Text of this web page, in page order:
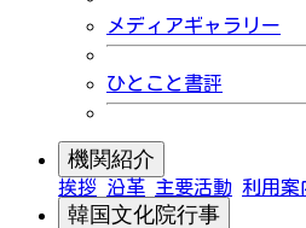
メディアギャラリー
ひとこと書評
機関紹介
挨拶 沿革 主要活動 利用案
韓国文化院行事